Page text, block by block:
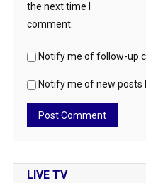
the next time I
comment.
Notify me of follow-up
Notify me of new posts
LIVE TV